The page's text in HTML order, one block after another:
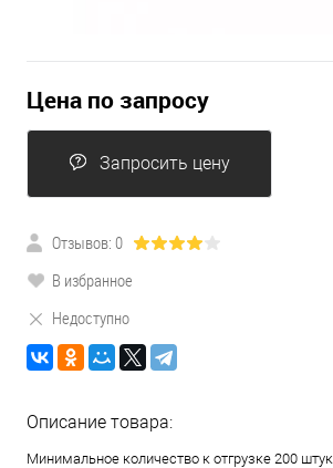
Цена по запросу
Запросить цену
Отзывов: 0
В избранное
Недоступно
Описание товара:
Минимальное количество к отгрузке 200 штук